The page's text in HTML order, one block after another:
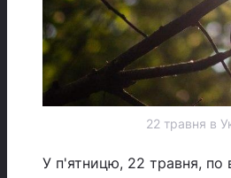
22 травня в
У п'ятницю, 22 травня, по